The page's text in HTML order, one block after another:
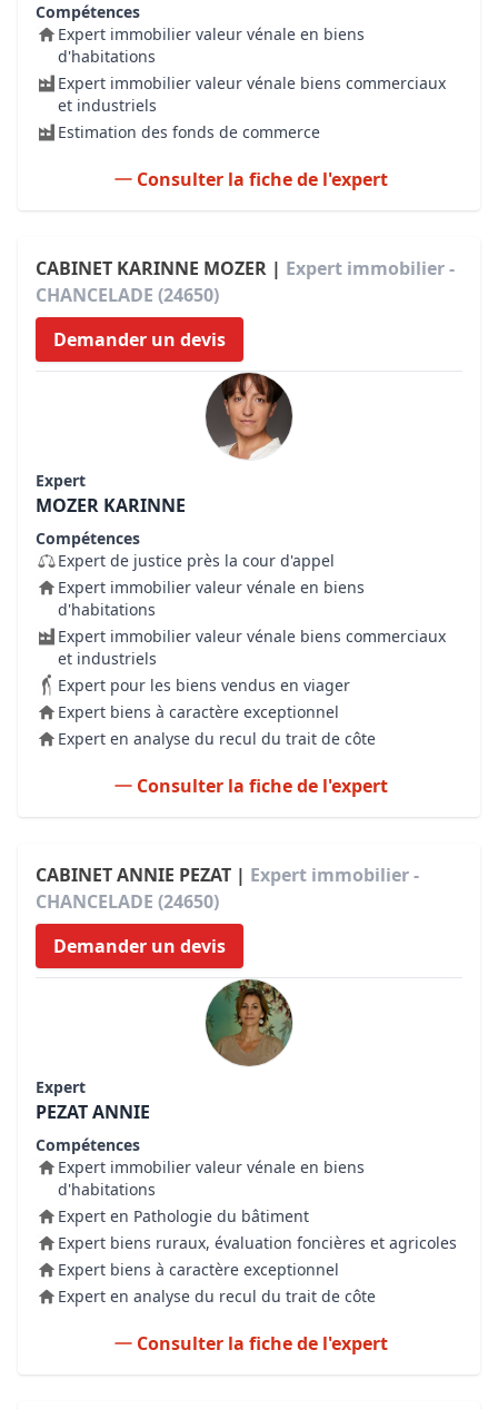
Compétences
Expert immobilier valeur vénale en biens
d'habitations
Expert immobilier valeur vénale biens commerciaux
et industriels
Estimation des fonds de commerce
Consulter la fiche de l'expert
CABINET KARINNE MOZER | Expert immobilier -
CHANCELADE (24650)
Demander un devis
Expert
MOZER KARINNE
Compétences
Expert de justice près la cour d'appel
Expert immobilier valeur vénale en biens
d'habitations
Expert immobilier valeur vénale biens commerciaux
et industriels
Expert pour les biens vendus en viager
Expert biens à caractère exceptionnel
Expert en analyse du recul du trait de côte
Consulter la fiche de l'expert
CABINET ANNIE PEZAT | Expert immobilier -
CHANCELADE (24650)
Demander un devis
Expert
PEZAT ANNIE
Compétences
Expert immobilier valeur vénale en biens
d'habitations
Expert en Pathologie du bâtiment
Expert biens ruraux, évaluation foncières et agricoles
Expert biens à caractère exceptionnel
Expert en analyse du recul du trait de côte
Consulter la fiche de l'expert